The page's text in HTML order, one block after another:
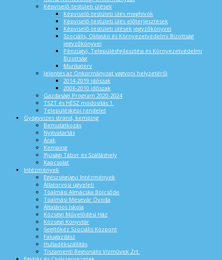
Képviselő-testületi ülések
Képviselő-testületi ülés meghívók
Képviselő-testületi ülés előterjesztések
Képviselő-testületi ülések jegyzőkönyvei
Szociális, Oktatási és Környezetvédelmi Bizottság
jegyzőkönyvei
Pénzügyi, Településfejlesztési és Környezetvédelmi
Bizottság
Munkaterv
Jelentés az Önkormányzat vagyoni helyzetéről
2014-2019 időszak
2006-2010 időszak
Gazdasági Program 2020-2024
TSZT és HÉSZ módosítás 1.
Településképi rendelet
Gyógyvizes strand, kemping
Bemutatkozás
Nyitvatartás
Árak
Kemping
Ifjúsági Tábor és Szálláshely
Kapcsolat
Intézmények
Egészségügyi Intézmények
Állatorvosi ügyeleti
Tóalmási Almácska Bölcsőde
Tóalmási Mesevár Óvoda
Általános Iskola
Községi Művelődési Ház
Községi Könyvtár
Segítőkéz Szociális Központ
Falugazdász
Hulladékszállítás
Tiszamenti Regionális Vízművek Zrt.